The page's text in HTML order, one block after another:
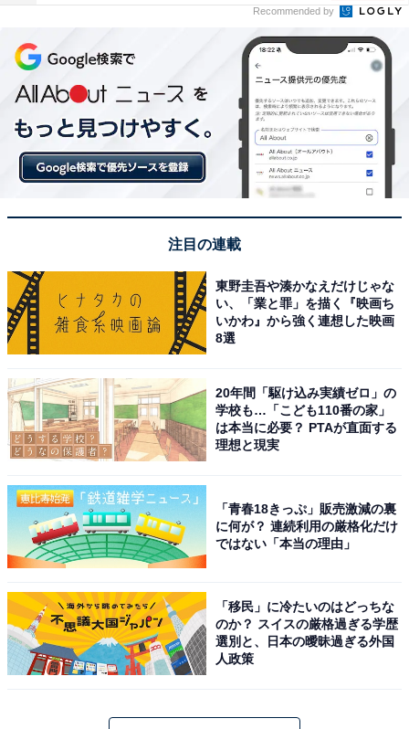
Recommended by
注目の連載
東野圭吾や湊かなえだけじゃな
い、「業と罪」を描く『映画ち
いかわ』から強く連想した映画
8選
20年間「駆け込み実績ゼロ」の
学校も…「こども110番の家」
は本当に必要？ PTAが直面する
理想と現実
「青春18きっぷ」販売激減の裏
に何が？ 連続利用の厳格化だけ
ではない「本当の理由」
「移民」に冷たいのはどっちな
のか？ スイスの厳格過ぎる学歴
選別と、日本の曖昧過ぎる外国
人政策